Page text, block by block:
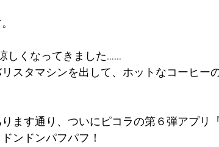
しくなってきました……
スタマシンを出して、ホットなコーヒー
ます通り、ついにピコラの第６弾アプリ『
ンドンパフパフ！